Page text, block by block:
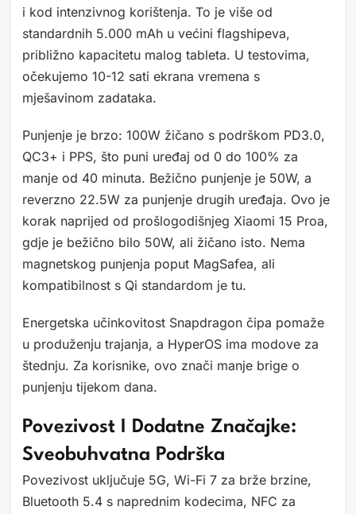
i kod intenzivnog korištenja. To je više od
standardnih 5.000 mAh u većini flagshipeva,
približno kapacitetu malog tableta. U testovima,
očekujemo 10-12 sati ekrana vremena s
mješavinom zadataka.
Punjenje je brzo: 100W žičano s podrškom PD3.0,
QC3+ i PPS, što puni uređaj od 0 do 100% za
manje od 40 minuta. Bežično punjenje je 50W, a
reverzno 22.5W za punjenje drugih uređaja. Ovo je
korak naprijed od prošlogodišnjeg Xiaomi 15 Proa,
gdje je bežično bilo 50W, ali žičano isto. Nema
magnetskog punjenja poput MagSafea, ali
kompatibilnost s Qi standardom je tu.
Energetska učinkovitost Snapdragon čipa pomaže
u produženju trajanja, a HyperOS ima modove za
štednju. Za korisnike, ovo znači manje brige o
punjenju tijekom dana.
Povezivost I Dodatne Značajke:
Sveobuhvatna Podrška
Povezivost uključuje 5G, Wi-Fi 7 za brže brzine,
Bluetooth 5.4 s naprednim kodecima, NFC za